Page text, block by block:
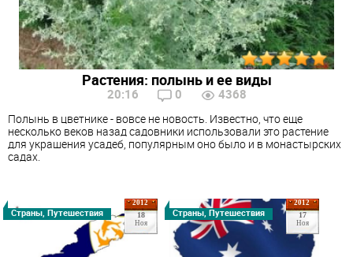
Растения: полынь и ее виды
20:16 0 4368
Полынь в цветнике - вовсе не новость. Известно, что еще
несколько веков назад садовники использовали это растение
для украшения усадеб, популярным оно было и в монастырских
садах.
2012
18
Ноя
Страны, Путешествия
2012
17
Ноя
Страны, Путешествия